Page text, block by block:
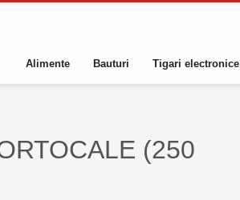
Alimente Bauturi Tigari electronice
(250